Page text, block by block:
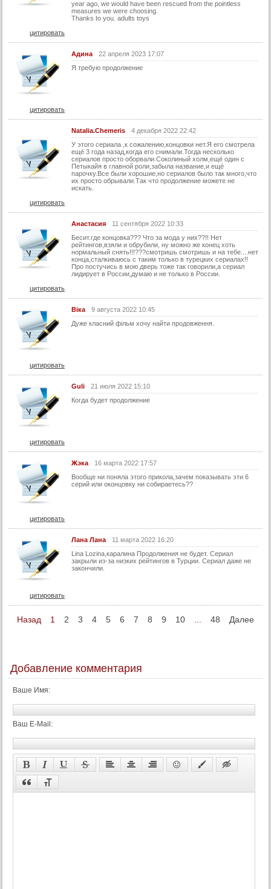
year ago, we would have been rescued from the pointless
measures we were choosing.
Thanks to you. adults toys
цитировать
Адина
22 апреля 2023 17:07
Я требую продолжение
цитировать
Natalia.Chemeris
4 декабря 2022 22:42
У этого сериала ,к сожалению,концовки нет.Я его смотрела
ещё 3 года назад,когда его снимали.Тогда несколько
сериалов просто оборвали.Соколиный холм,ещё один с
Петыкайя в главной роли,забыла название,и ещё
парочку.Все были хорошие,но сериалов было так много,что
их просто обрывали.Так что продолжение можете не
искать.
цитировать
Анастасия
11 сентября 2022 10:33
Бесит.где концовка??? Что за мода у них??!! Нет
рейтингов,взяли и обрубили, ну можно же конец хоть
нормальный снять!!!???смотришь смотришь и на тебе....нет
конца,сталкиваюсь с таким только в турецких сериалах!!
Про постучись в мою дверь тоже так говорили,а сериал
лидирует в России,думаю и не только в России.
цитировать
Віка
9 августа 2022 10:45
Дуже класний фільм хочу найти продовження.
цитировать
Guli
21 июля 2022 15:10
Когда будет продолжение
цитировать
Жэка
16 марта 2022 17:57
Вообще ни поняла этого прикола,зачем показывать эти 6
серий или оконцовку ни собираетесь??
цитировать
Лана Лана
11 марта 2022 16:20
Lina Lozina,каралина Продолжения не будет. Сериал
закрыли из-за низких рейтингов в Турции. Сериал даже не
закончили.
цитировать
Назад 1 2 3 4 5 6 7 8 9 10 48 Далее
Добавление комментария
Ваше Имя:
Ваш E-Mail: